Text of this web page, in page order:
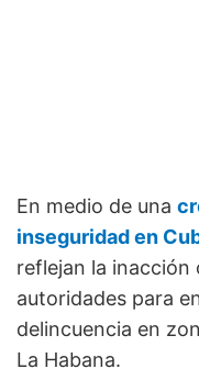
En medio de una
inseguridad en
reflejan la inacción
autoridades para
delincuencia en
La Habana.